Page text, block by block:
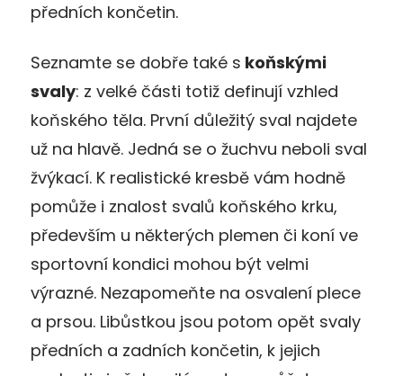
předních končetin.
Seznamte se dobře také s koňskými
svaly: z velké části totiž definují vzhled
koňského těla. První důležitý sval najdete
už na hlavě. Jedná se o žuchvu neboli sval
žvýkací. K realistické kresbě vám hodně
pomůže i znalost svalů koňského krku,
především u některých plemen či koní ve
sportovní kondici mohou být velmi
výrazné. Nezapomeňte na osvalení plece
a prsou. Libůstkou jsou potom opět svaly
předních a zadních končetin, k jejich